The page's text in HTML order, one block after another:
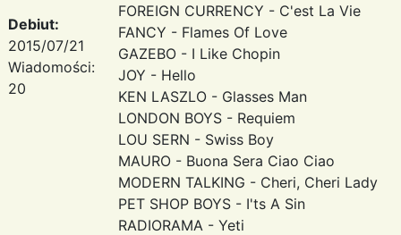
Debiut:
2015/07/21
Wiadomości:
20
FOREIGN CURRENCY - C'est La Vie
FANCY - Flames Of Love
GAZEBO - I Like Chopin
JOY - Hello
KEN LASZLO - Glasses Man
LONDON BOYS - Requiem
LOU SERN - Swiss Boy
MAURO - Buona Sera Ciao Ciao
MODERN TALKING - Cheri, Cheri Lady
PET SHOP BOYS - I'ts A Sin
RADIORAMA - Yeti